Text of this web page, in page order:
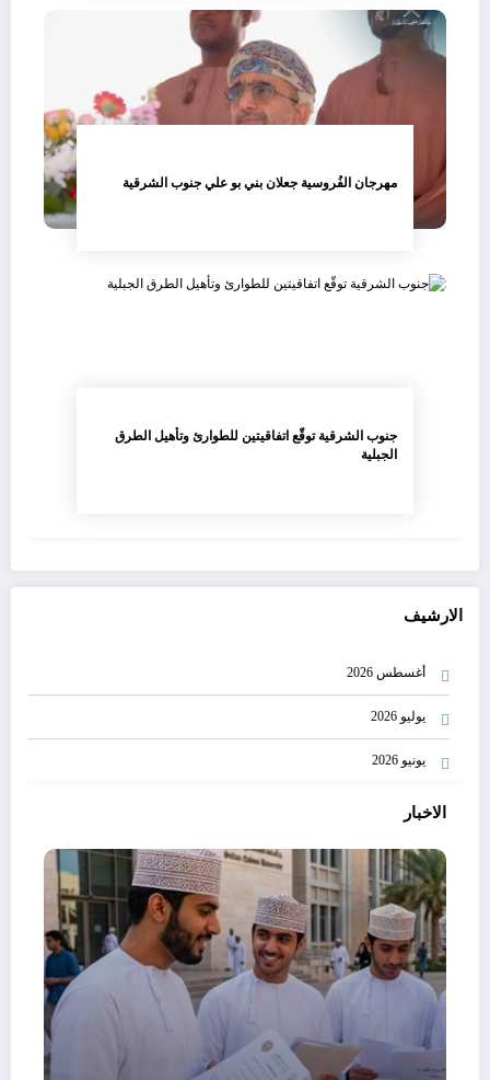
مهرجان الفُروسية جعلان بني بو علي جنوب الشرقية
جنوب الشرقية توقّع اتفاقيتين للطوارئ وتأهيل الطرق
الجبلية
الارشيف
أغسطس 2026
يوليو 2026
يونيو 2026
الاخبار